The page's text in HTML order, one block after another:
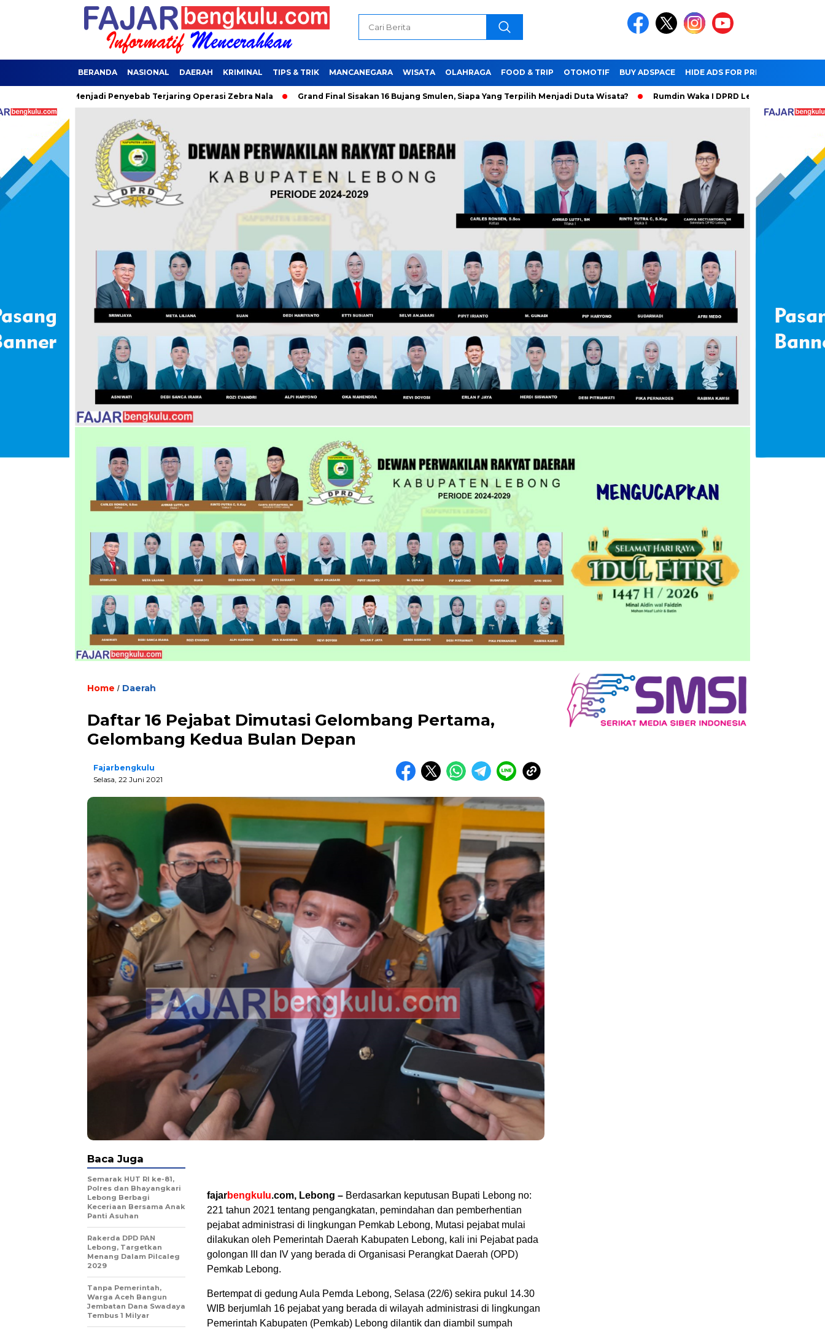
BERANDA NASIONAL DAERAH KRIMINAL TIPS & TRIK MANCANEGARA WISATA OLAHRAGA FOOD & TRIP OTOMOTIF BUY ADSPACE HIDE ADS FOR PREMIUM MEMBERS
Menjadi Penyebab Terjaring Operasi Zebra Nala Grand Final Sisakan 16 Bujang Smulen, Siapa Yang Terpilih Menjadi Duta Wisata? Rumdin Waka I DPRD Lebong Dilalap Si jago Merah
Home / Daerah
Daftar 16 Pejabat Dimutasi Gelombang Pertama,
Gelombang Kedua Bulan Depan
Fajarbengkulu
Selasa, 22 Juni 2021
fajarbengkulu.com, Lebong – Berdasarkan keputusan Bupati Lebong no:
221 tahun 2021 tentang pengangkatan, pemindahan dan pemberhentian
pejabat administrasi di lingkungan Pemkab Lebong, Mutasi pejabat mulai
dilakukan oleh Pemerintah Daerah Kabupaten Lebong, kali ini Pejabat pada
golongan III dan IV yang berada di Organisasi Perangkat Daerah (OPD)
Pemkab Lebong.
Bertempat di gedung Aula Pemda Lebong, Selasa (22/6) sekira pukul 14.30
WIB berjumlah 16 pejabat yang berada di wilayah administrasi di lingkungan
Pemerintah Kabupaten (Pemkab) Lebong dilantik dan diambil sumpah
Baca Juga
Semarak HUT RI ke-81,
Polres dan Bhayangkari
Lebong Berbagi
Keceriaan Bersama Anak
Panti Asuhan
Rakerda DPD PAN
Lebong, Targetkan
Menang Dalam Pilcaleg
2029
Tanpa Pemerintah,
Warga Aceh Bangun
Jembatan Dana Swadaya
Tembus 1 Milyar